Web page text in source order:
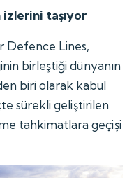
izlerini taşıyor
Defence Lines,
birleştiği dünyanın
biri olarak kabul
sürekli geliştirilen
tahkimatlara geçişi